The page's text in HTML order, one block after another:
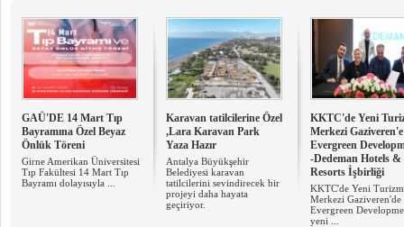
GAÜ'DE 14 Mart Tıp
Bayramına Özel Beyaz
Önlük Töreni
Girne Amerikan Üniversitesi
Tıp Fakültesi 14 Mart Tıp
Bayramı dolayısıyla ...
Karavan tatilcilerine Özel
,Lara Karavan Park
Yaza Hazır
Antalya Büyükşehir
Belediyesi karavan
tatilcilerini sevindirecek bir
projeyi daha hayata
geçiriyor.
KKTC'de Yeni
Merkezi Gaziveren'e
Evergreen
-Dedeman Hotels &
Resorts İşbirliği
KKTC'de Yeni Turizm
Merkezi Gaziveren'de
Evergreen
yeni ...